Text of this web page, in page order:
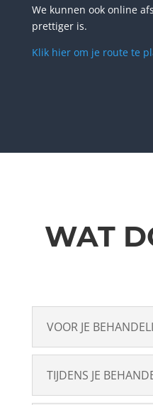
We kunnen ook online
prettiger is.
Klik hier om je route te
WAT
VOOR JE
TIJDENS JE